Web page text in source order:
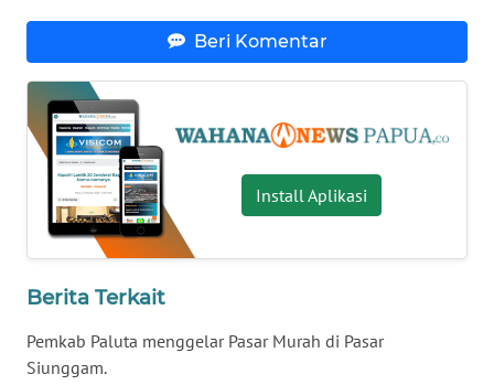
Beri Komentar
Install Aplikasi
Berita Terkait
Pemkab Paluta menggelar Pasar Murah di Pasar
Siunggam.
WN
WN
SUMSEL
WN
BENGKULU
LAMPUNG
WN
JATENG